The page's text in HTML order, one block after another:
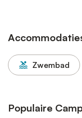
Zwembad
Populaire